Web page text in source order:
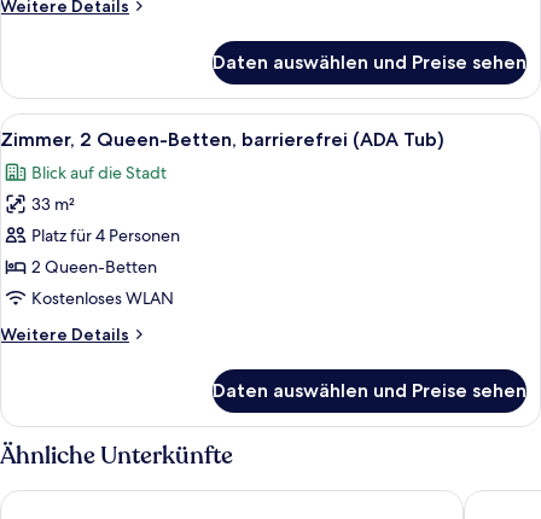
Weitere Details
Weitere
Daten auswählen und Preise sehen
Alle
Fotos
für
Zimmer,
2 Queen-
Betten,
barrierefrei
Tub)
Ein Hotelzimmer mit zwei Betten,
5
Zimmer, 2 Queen-Betten, barrierefrei (ADA Tub)
Blick auf die Stadt
33 m²
Platz für 4 Personen
2 Queen-Betten
Kostenloses WLAN
Weitere Details
Weitere
2 Queen-
Betten,
barrierefrei
(ADA
Tub)
Daten auswählen und Preise sehen
Ähnliche Unterkünfte
DoubleTree by Hilton Hotel & Suites Houston by the Galleria